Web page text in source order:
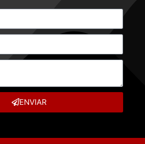
ENVIAR